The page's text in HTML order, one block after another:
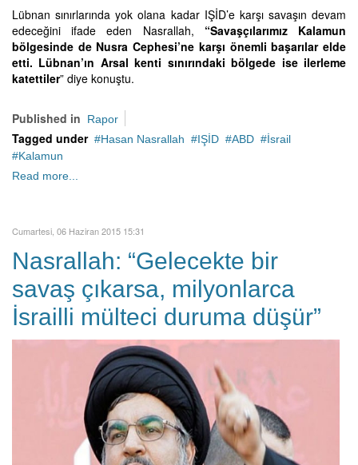
Lübnan sınırlarında yok olana kadar IŞİD’e karşı savaşın devam
edeceğini ifade eden Nasrallah, “Savaşçılarımız Kalamun
bölgesinde de Nusra Cephesi’ne karşı önemli başarılar elde
etti. Lübnan’ın Arsal kenti sınırındaki bölgede ise ilerleme
katettiler” diye konuştu.
Published in Rapor
Tagged under Hasan Nasrallah IŞİD ABD
İsrail
Kalamun
Read more...
Cumartesi, 06 Haziran 2015 15:31
Nasrallah: “Gelecekte bir
savaş çıkarsa, milyonlarca
İsrailli mülteci duruma düşür”